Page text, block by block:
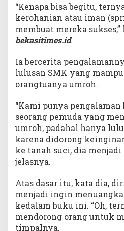
“Kenapa bisa begitu,
kerohanian atau iman
membuat mereka
bekasitimes.id.
Ia bercerita
lulusan SMK yang
orangtuanya umroh.
“Kami punya pengalaman
seorang pemuda yang
umroh, padahal hanya
karena didorong
ke tanah suci, dia menjadi
jelasnya.
Atas dasar itu, kata dia,
menjadi ingin
kedalam buku ini. “Oh,
mendorong orang untuk
timpalnya.